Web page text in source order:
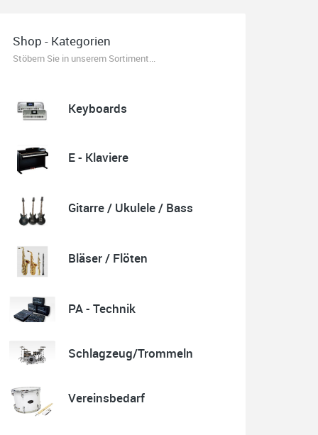
Habe mir heute eine E-Gitarre und einen Amp gekauft.
Erstklassige Beratung vom Chef. Hier fühlt man sich
aufgehoben. Finger weg vom Internet. Kauft beim
Fachmann zu guten Konditionen. Es zahlt sich aus.
Quelle: Google-Rezension
Korrespondenz, Kommunikation und Verkauf top.
Abholung der Ware reibungslos.
Sehr zu empfehlen....
auch nah!
Shop - Kategorien
Stöbern Sie in unserem Sortiment...
Keyboards
E - Klaviere
Gitarre / Ukulele / Bass
Bläser / Flöten
PA - Technik
Schlagzeug/Trommeln
Vereinsbedarf